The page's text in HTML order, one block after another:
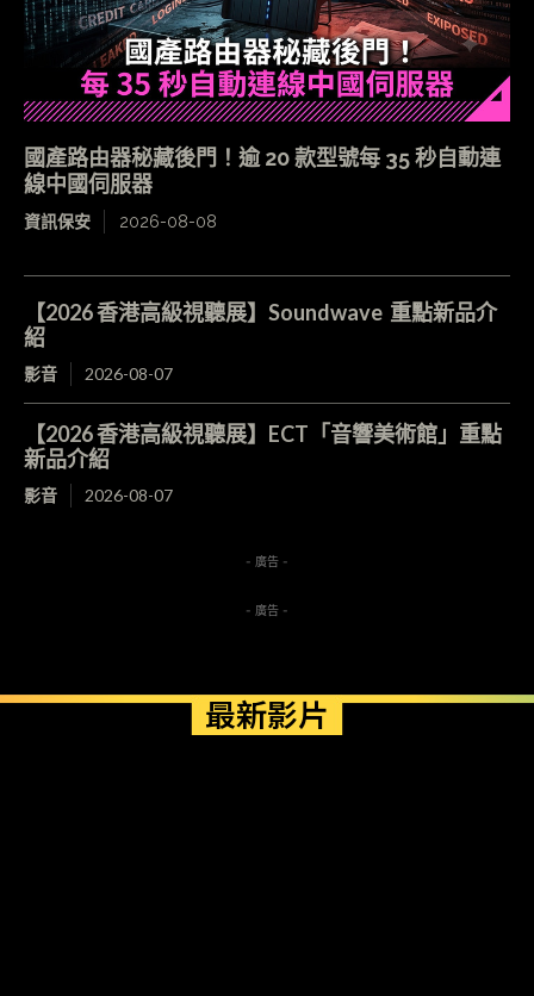
國產路由器秘藏後門！逾 20 款型號每 35 秒自動連
線中國伺服器
資訊保安 2026-08-08
【2026 香港高級視聽展】Soundwave 重點新品介
紹
影音 2026-08-07
【2026 香港高級視聽展】ECT「音響美術館」重點
新品介紹
影音 2026-08-07
- 廣告 -
- 廣告 -
最新影片